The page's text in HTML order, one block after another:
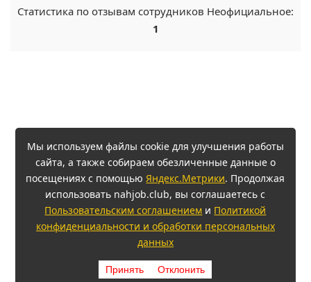
Статистика по отзывам сотрудников Неофициальное:
1
Мы используем файлы cookie для улучшения работы
сайта, а также собираем обезличенные данные о
посещениях с помощьюЯндекс.Метрики. Продолжая
использовать nahjob.club, вы соглашаетесь с
Пользовательским соглашением и Политикой
конфиденциальности и обработки персональных
данных
Принять Отклонить